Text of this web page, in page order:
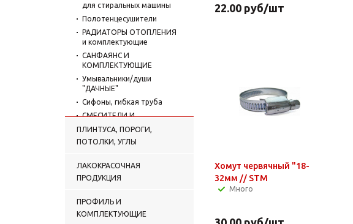
для стиральных машины
Полотенцесушители
РАДИАТОРЫ ОТОПЛЕНИЯ
и комплектующие
САНФАЯНС И
КОМПЛЕКТУЮЩИЕ
Умывальники/души
"ДАЧНЫЕ"
Сифоны, гибкая труба
СМЕСИТЕЛИ И
КОМПЛЕКТУЮЩИЕ
Счетчики воды,
манометры
Уплотнительные
бытовые
ПЛИНТУСА, ПОРОГИ,
ПОТОЛКИ, УГЛЫ
ЛАКОКРАСОЧНАЯ
ПРОДУКЦИЯ
ПРОФИЛЬ И
КОМПЛЕКТУЮЩИЕ
22.00 руб/шт
Хомут червячный "18-
32мм // STM
Много